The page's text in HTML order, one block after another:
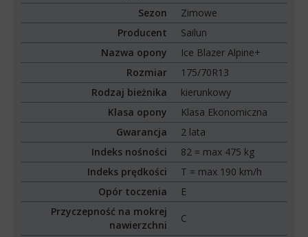
Sezon
Zimowe
Producent
Sailun
Nazwa opony
Ice Blazer Alpine+
Rozmiar
175/70R13
Rodzaj bieżnika
kierunkowy
Klasa opony
Klasa Ekonomiczna
Gwarancja
2 lata
Indeks nośności
82 = max 475 kg
Indeks prędkości
T = max 190 km/h
Opór toczenia
E
Przyczepność na mokrej
nawierzchni
C